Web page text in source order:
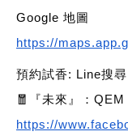
Google 地圖
https://
預約試香: Line搜尋
🧧『未來』：
https://